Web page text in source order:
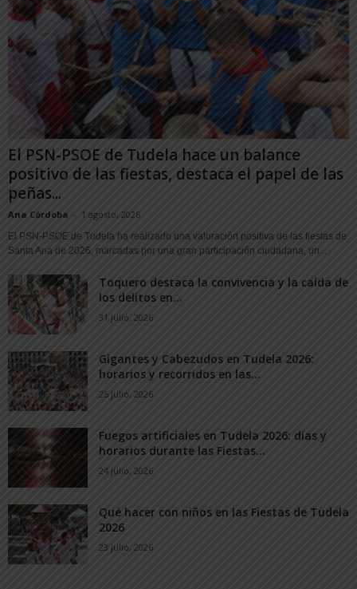
El PSN-PSOE de Tudela hace un balance
positivo de las fiestas, destaca el papel de las
peñas...
Ana Córdoba - 1 agosto, 2026
El PSN-PSOE de Tudela ha realizado una valoración positiva de las fiestas de
Santa Ana de 2026, marcadas por una gran participación ciudadana, un...
Toquero destaca la convivencia y la caída de
los delitos en...
31 julio, 2026
Gigantes y Cabezudos en Tudela 2026:
horarios y recorridos en las...
25 julio, 2026
Fuegos artificiales en Tudela 2026: días y
horarios durante las Fiestas...
24 julio, 2026
Qué hacer con niños en las Fiestas de Tudela
2026
23 julio, 2026